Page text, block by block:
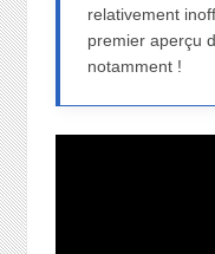
relativement
premier aperçu
notamment !